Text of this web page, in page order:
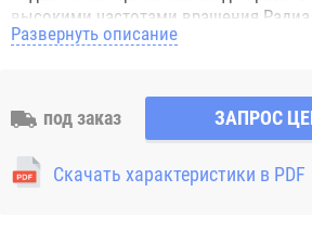
высокими частотами
шарикоподшипники обозначением 2Z
обозначением 2RS 2RS1 2RSH 2RSR
контактные уплотнения из бутадиен-
(NBR) и пригодны для средних частот
поставляются подшипники с
Развернуть описание
под заказ ЗАПРОС
Скачать характеристики в PDF